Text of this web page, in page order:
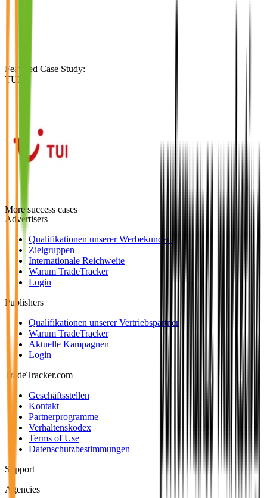
Featured Case Study:
TUI
More success cases
Advertisers
Qualifikationen unserer Werbekunden
Zielgruppen
Internationale Reichweite
Warum TradeTracker
Login
Publishers
Qualifikationen unserer Vertriebspartner
Warum TradeTracker
Aktuelle Kampagnen
Login
TradeTracker.com
Geschäftsstellen
Kontakt
Partnerprogramme
Verhaltenskodex
Terms of Use
Datenschutzbestimmungen
Support
Agencies